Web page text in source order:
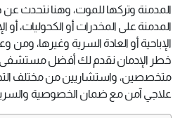
المدمنة وتركها للموت، وهنا نتحدث عن
المدمنة على المخدرات أو الكحوليات،
الإباحية أو العادة السرية وغيرها، ومن
خطر الإدمان نقدم لك أفضل مستشفى
متخصصين، واستشاريين من مختلف
علاجي آمن مع ضمان الخصوصية والسرية